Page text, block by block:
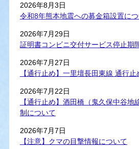
2026年8月3日
令和8年熊本地震への募金箱設置に
2026年7月29日
証明書コンビニ交付サービス停止期
2026年7月27日
【通行止め】一里壇長田東線 通行
2026年7月22日
【通行止め】酒田橋（鬼久保中谷地
制について
2026年7月7日
【注意】クマの目撃情報について